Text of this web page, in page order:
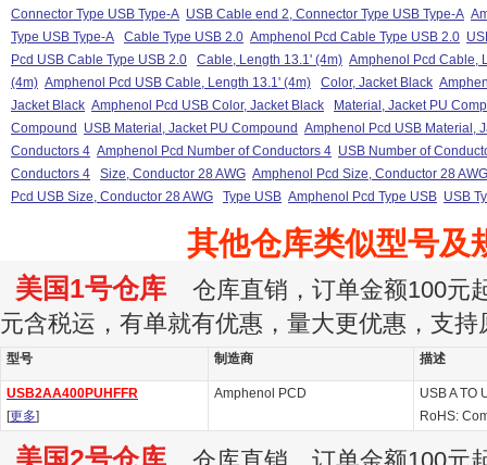
Connector Type USB Type-A USB Cable end 2, Connector Type USB Type-A
Type USB Type-A
Cable Type USB 2.0 Amphenol Pcd Cable Type USB 2.0
Pcd USB Cable Type USB 2.0
Cable, Length 13.1' (4m) Amphenol Pcd Cable,
(4m) Amphenol Pcd USB Cable, Length 13.1' (4m) Color, Jacket Black
Jacket Black Amphenol Pcd USB Color, Jacket Black
Material, Jacket PU
Compound
USB Material, Jacket PU Compound Amphenol Pcd USB Material,
Conductors 4 Amphenol Pcd Number of Conductors 4 USB Number of
Conductors 4
Size, Conductor 28 AWG Amphenol Pcd Size, Conductor 28 AWG
Pcd USB Size, Conductor 28 AWG
Type USB Amphenol Pcd Type USB USB
其他仓库类似型号及
美国1号仓库 仓库直销，订单金额100元
元含税运，有单就有优惠，量大更优惠，支持
型号 制造商 描述
USB2AA400PUHFFR
[更多]
Amphenol PCD
USB A TO
RoHS:
美国2号仓库